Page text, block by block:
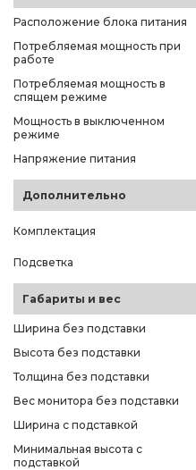
Расположение блока питания
Потребляемая мощность при
работе
Потребляемая мощность в
спящем режиме
Мощность в выключенном
режиме
Напряжение питания
Дополнительно
Комплектация
Подсветка
Габариты и вес
Ширина без подставки
Высота без подставки
Толщина без подставки
Вес монитора без подставки
Ширина с подставкой
Минимальная высота с
подставкой